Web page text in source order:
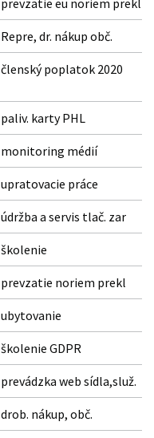
prevzatie eu noriem prekl
Repre, dr. nákup obč.
členský poplatok 2020
paliv. karty PHL
monitoring médií
upratovacie práce
údržba a servis tlač. zar
školenie
prevzatie noriem prekl
ubytovanie
školenie GDPR
prevádzka web sídla,služ.
drob. nákup, obč.